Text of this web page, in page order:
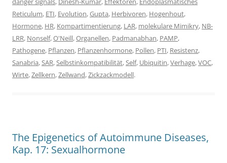
Reticulum, ETI, Evolution,Gupta, Herbivoren, Hogenhout,
Hormone, HR, Kompartimentierung, LAR, molekulare Mimikry, NB-
LRR, Nonself,O'Neill,Organellen, Padmanabhan, PAMP,
Pathogene, Pflanzen, Pflanzenhormone, Pollen, PTI, Resistenz,
Sanabria,SAR,Selbstinkompatibilität,Self, Ubiquitin,Verhage,VOC,
Wirte,Zellkern,Zellwand,Zickzackmodell.
The Epigenetics of Autoimmune Diseases,
Kap. 17: Sexualhormone